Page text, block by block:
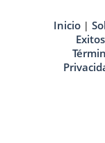
Inicio |